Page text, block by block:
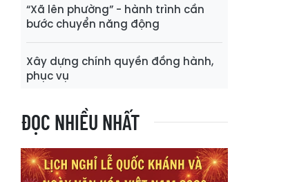
“Xã lên phường” - hành trình cần
bước chuyển năng động
Xây dựng chính quyền đồng hành,
phục vụ
ĐỌC NHIỀU NHẤT